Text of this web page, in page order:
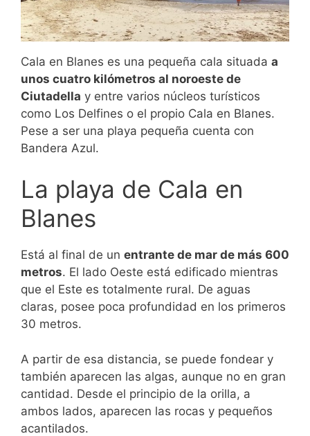
Cala en Blanes es una pequeña cala situada a
unos cuatro kilómetros al noroeste de
Ciutadella y entre varios núcleos turísticos
como Los Delfines o el propio Cala en Blanes.
Pese a ser una playa pequeña cuenta con
Bandera Azul.
La playa de Cala en
Blanes
Está al final de un entrante de mar de más 600
metros. El lado Oeste está edificado mientras
que el Este es totalmente rural. De aguas
claras, posee poca profundidad en los primeros
30 metros.
A partir de esa distancia, se puede fondear y
también aparecen las algas, aunque no en gran
cantidad. Desde el principio de la orilla, a
ambos lados, aparecen las rocas y pequeños
acantilados.